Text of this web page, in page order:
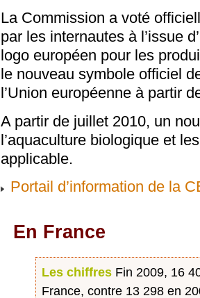
La Commission a voté
par les internautes à l’issue
logo européen pour les
le nouveau symbole officiel
l’Union européenne à partir
A partir de juillet 2010, un
l’aquaculture biologique et
applicable.
Portail d’information de la
En France
Les chiffres Fin 2009, 16
France, contre 13 298 en